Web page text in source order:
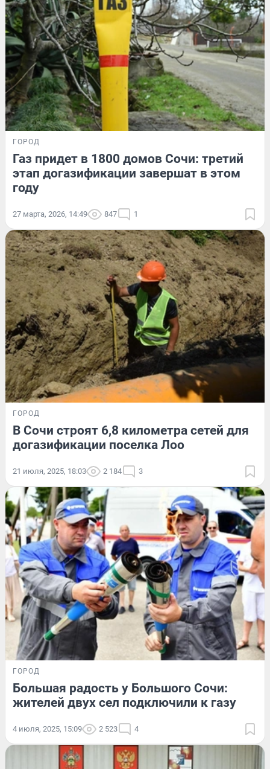
ГОРОД
Газ придет в 1800 домов Сочи: третий
этап догазификации завершат в этом
году
27 марта, 2026, 14:49 847 1
ГОРОД
В Сочи строят 6,8 километра сетей для
догазификации поселка Лоо
21 июля, 2025, 18:03 2 184 3
ГОРОД
Большая радость у Большого Сочи:
жителей двух сел подключили к газу
4 июля, 2025, 15:09 2 523 4